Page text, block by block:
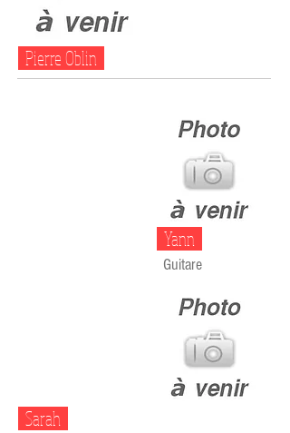
Pierre Oblin
Yann
Guitare
Sarah